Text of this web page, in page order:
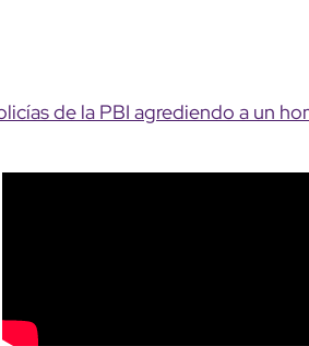
de la PBI agrediendo a un